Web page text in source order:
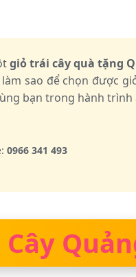
giỏ trái cây quà tặng
sao để chọn được
bạn trong hành trình
0966 341 493